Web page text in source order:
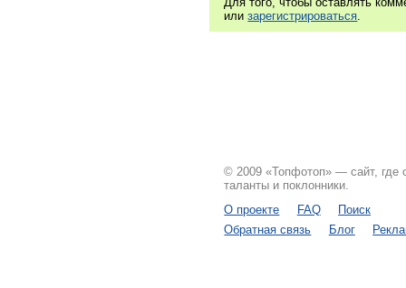
илизарегистрироваться.
© 2009 «Топфотоп» — сайт, где
таланты и поклонники.
О проекте
FAQ
Поиск
Обратная связь
Блог